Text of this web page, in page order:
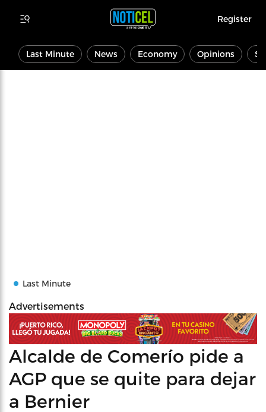
Register
Last Minute News Economy Opinions
Last Minute
Advertisements
Alcalde de Comerío pide a
AGP que se quite para dejar
a Bernier